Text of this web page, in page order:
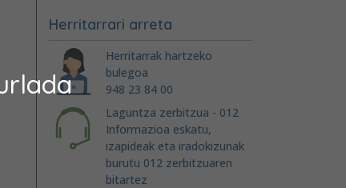
Herritarrari arreta
Herritarrak hartzeko
bulegoa
948 23 84 00
Laguntza zerbitzua - 012
Informazioa eskatu,
izapideak eta iradokizunak
burutu 012 zerbitzuaren
bitartez